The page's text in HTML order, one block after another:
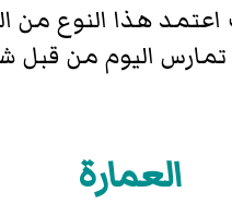
هذا النوع من
تمارس اليوم من
العمارة